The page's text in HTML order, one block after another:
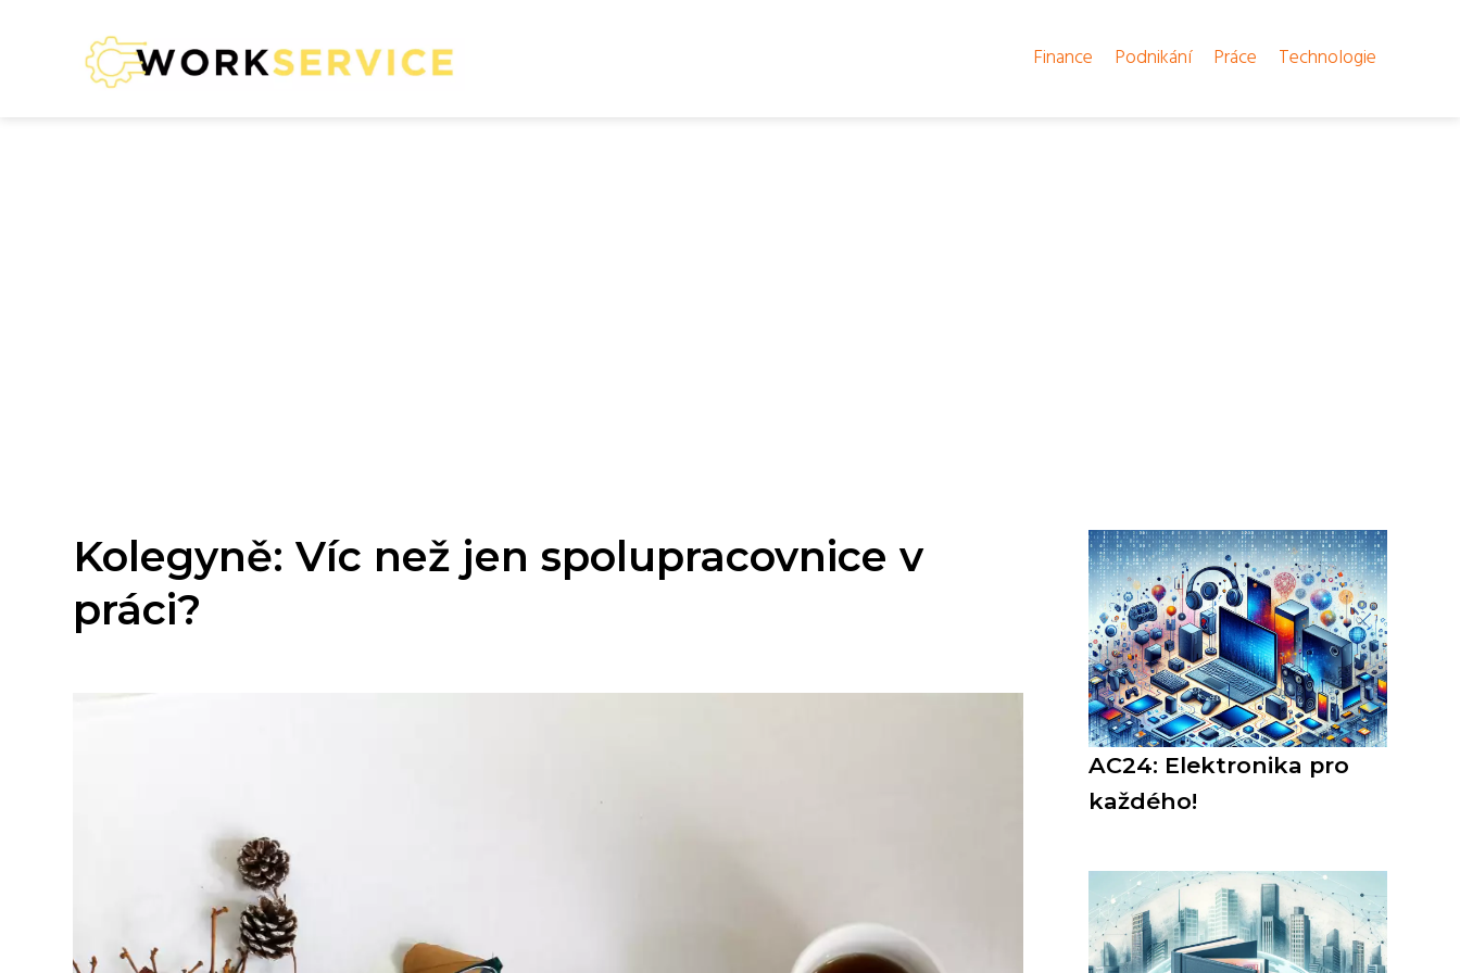
Finance Podnikání Práce Technologie
Kolegyně: Víc než jen spolupracovnice v
práci?
AC24: Elektronika pro
každého!